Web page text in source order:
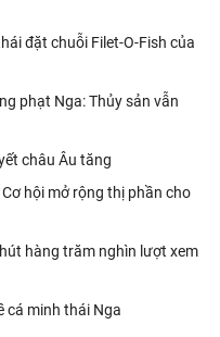
đặt chuỗi Filet-O-Fish của
phạt Nga: Thủy sản vẫn
châu Âu tăng
hội mở rộng thị phần cho
hàng trăm nghìn lượt xem
cá minh thái Nga